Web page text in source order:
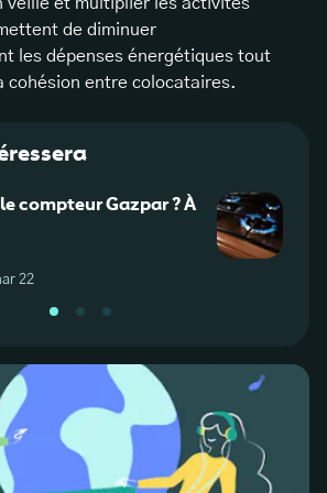
de diminuer
les dépenses énergétiques tout
cohésion entre colocataires.
compteur Gazpar ? À
22